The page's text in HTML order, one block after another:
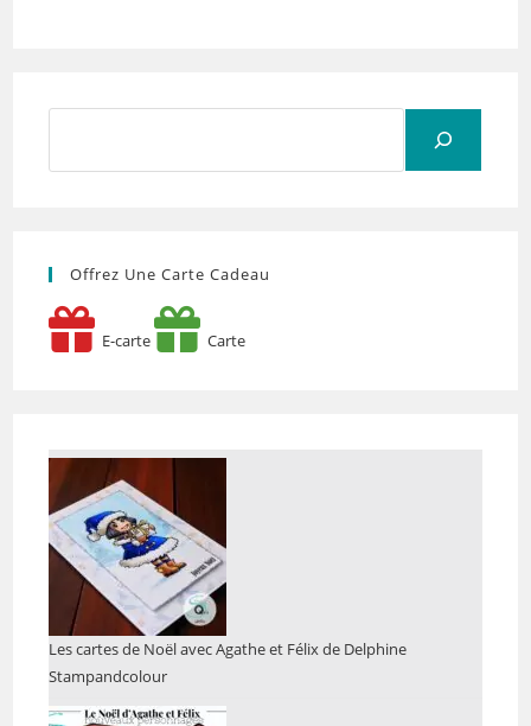
Offrez Une Carte Cadeau
E-carte Carte
Les cartes de Noël avec Agathe et Félix de Delphine
Stampandcolour